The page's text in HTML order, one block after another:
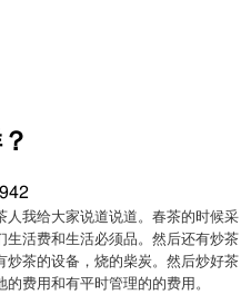
我给大家说道说道。春茶的时候采
活费和生活必须品。然后还有炒茶
茶的设备，烧的柴炭。然后炒好茶
费用和有平时管理的的费用。